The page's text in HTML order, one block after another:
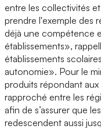
entre les collectivités
prendre l'exemple des
déjà une compétence
établissements»,
établissements
autonomie». Pour le
produits répondant
rapproché entre les
afin de s’assurer que
redescendent aussi